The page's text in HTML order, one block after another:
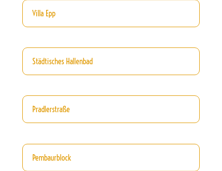
Villa Epp
Städtisches Hallenbad
Pradlerstraße
Pembaurblock